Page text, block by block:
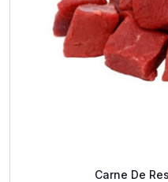
Carne De